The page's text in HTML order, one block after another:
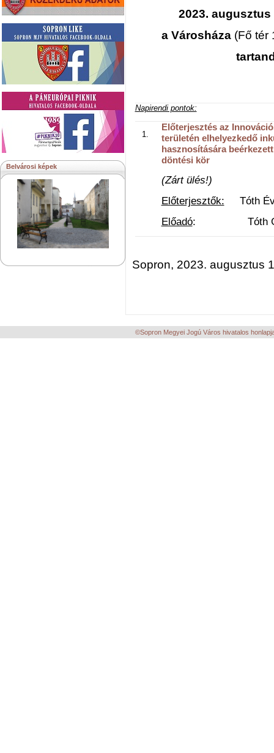
Településképi követelmények
Közérdekű információk
Testvérvárosok
Belvárosi képek
2023.
a Városháza (Fő tér
Napirendi pontok:
Előterjesztés az
területén elhelyezkedő
hasznosítására
döntési kör
(Zárt ülés!)
Előterjesztők: Tóth
Előadó: Tóth
Sopron, 2023. augusztus
©Sopron Megyei Jogú Város hivatalos